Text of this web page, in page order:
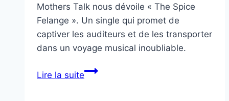
Mothers Talk nous dévoile « The Spice
Felange ». Un single qui promet de
captiver les auditeurs et de les transporter
dans un voyage musical inoubliable.
Lire la suiteDécouvrez